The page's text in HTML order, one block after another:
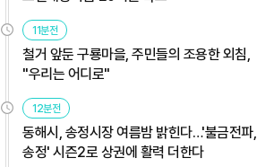
11분전
철거 앞둔 구룡마을, 주민들의 조용한 외침,
"우리는 어디로"
12분전
동해시, 송정시장 여름밤 밝힌다…'불금전파,
송정' 시즌2로 상권에 활력 더한다